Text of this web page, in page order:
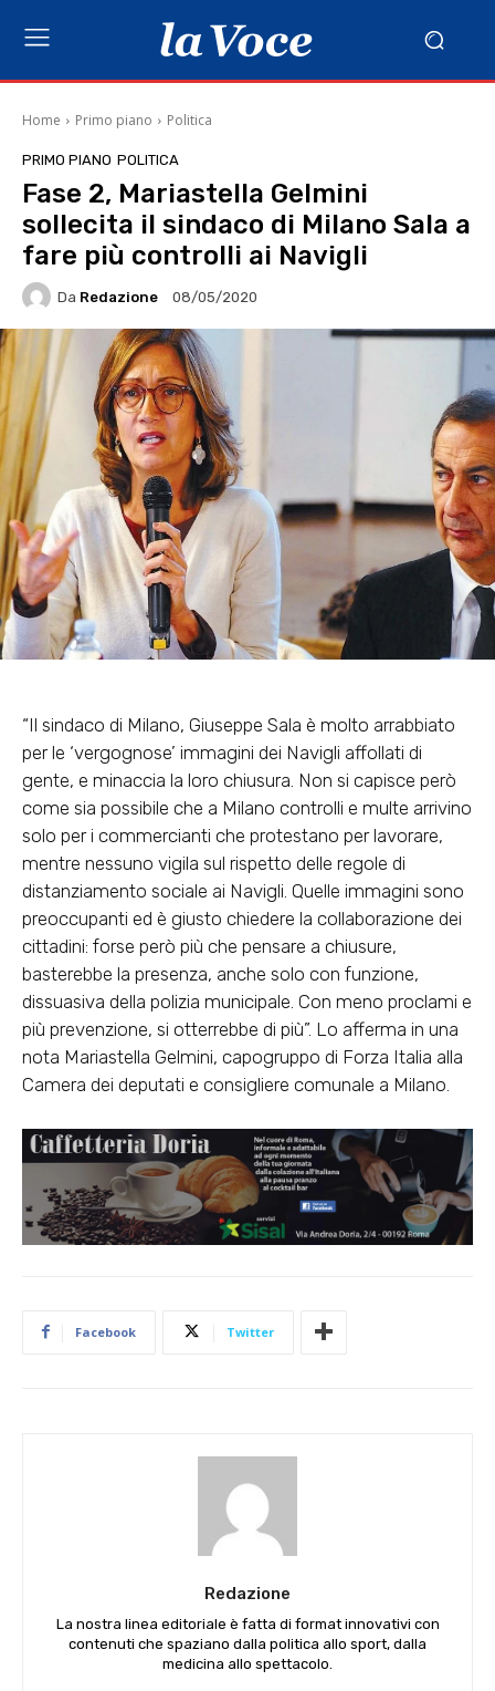
Home Primo piano Politica
PRIMO PIANO POLITICA
Fase 2, Mariastella Gelmini
sollecita il sindaco di Milano Sala a
fare più controlli ai Navigli
Da Redazione 08/05/2020
“Il sindaco di Milano, Giuseppe Sala è molto arrabbiato
per le ‘vergognose’ immagini dei Navigli affollati di
gente, e minaccia la loro chiusura. Non si capisce però
come sia possibile che a Milano controlli e multe arrivino
solo per i commercianti che protestano per lavorare,
mentre nessuno vigila sul rispetto delle regole di
distanziamento sociale ai Navigli. Quelle immagini sono
preoccupanti ed è giusto chiedere la collaborazione dei
cittadini: forse però più che pensare a chiusure,
basterebbe la presenza, anche solo con funzione,
dissuasiva della polizia municipale. Con meno proclami e
più prevenzione, si otterrebbe di più”. Lo afferma in una
nota Mariastella Gelmini, capogruppo di Forza Italia alla
Camera dei deputati e consigliere comunale a Milano.
Facebook Twitter
Redazione
La nostra linea editoriale è fatta di format innovativi con
contenuti che spaziano dalla politica allo sport, dalla
medicina allo spettacolo.